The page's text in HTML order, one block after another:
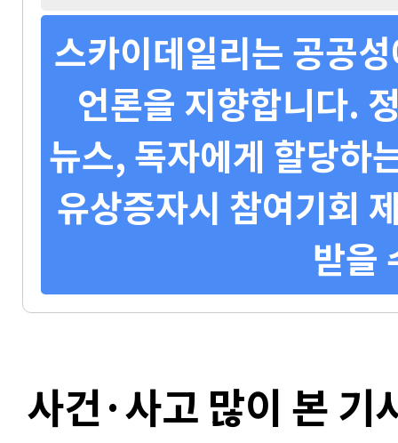
스카이데일리는 공공
언론을 지향합니다.
뉴스, 독자에게 할당하
유상증자시 참여기회
받을
사건·사고 많이 본 기